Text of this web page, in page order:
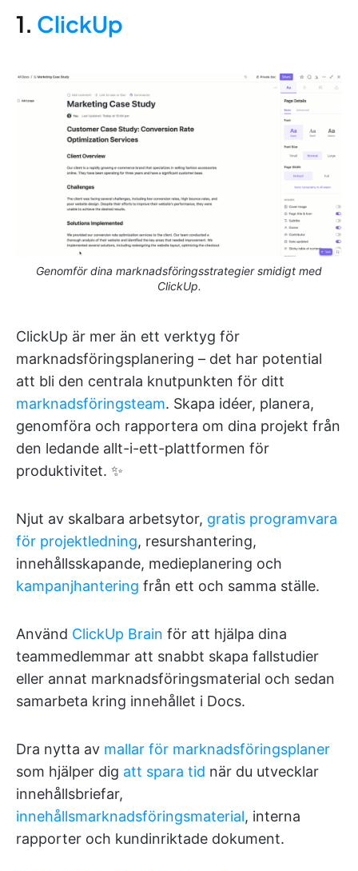
1. ClickUp
Genomför dina marknadsföringsstrategier smidigt med
ClickUp.
ClickUp är mer än ett verktyg för
marknadsföringsplanering – det har potential
att bli den centrala knutpunkten för ditt
marknadsföringsteam. Skapa idéer, planera,
genomföra och rapportera om dina projekt från
den ledande allt-i-ett-plattformen för
produktivitet. ✨
Njut av skalbara arbetsytor, gratis programvara
för projektledning, resurshantering,
innehållsskapande, medieplanering och
kampanjhantering från ett och samma ställe.
Använd ClickUp Brain för att hjälpa dina
teammedlemmar att snabbt skapa fallstudier
eller annat marknadsföringsmaterial och sedan
samarbeta kring innehållet i Docs.
Dra nytta av mallar för marknadsföringsplaner
som hjälper dig att spara tid när du utvecklar
innehållsbriefar,
innehållsmarknadsföringsmaterial, interna
rapporter och kundinriktade dokument.